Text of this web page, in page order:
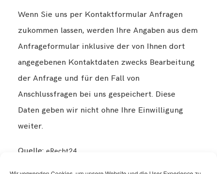
Wenn Sie uns per Kontaktformular Anfragen
zukommen lassen, werden Ihre Angaben aus dem
Anfrageformular inklusive der von Ihnen dort
angegebenen Kontaktdaten zwecks Bearbeitung
der Anfrage und für den Fall von
Anschlussfragen bei uns gespeichert. Diese
Daten geben wir nicht ohne Ihre Einwilligung
weiter.
Quelle:eRecht24